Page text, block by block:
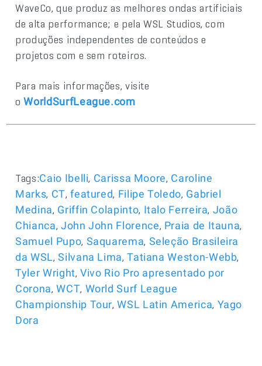
WaveCo, que produz as melhores ondas artificiais
de alta performance; e pela WSL Studios, com
produções independentes de conteúdos e
projetos com e sem roteiros.
Para mais informações, visite
oWorldSurfLeague.com
Tags:Caio Ibelli, Carissa Moore, Caroline
Marks, CT,featured, Filipe Toledo, Gabriel
Medina, Griffin Colapinto, Italo Ferreira, João
Chianca, John John Florence, Praia de Itauna,
Samuel Pupo, Saquarema, Seleção Brasileira
da WSL,Silvana Lima,Tatiana Weston-Webb,
Tyler Wright,Vivo Rio Pro apresentado por
Corona,WCT, World Surf League
Championship Tour,WSL Latin America, Yago
Dora